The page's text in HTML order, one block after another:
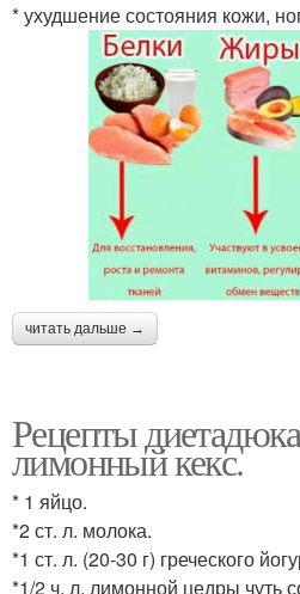
* ухудшение состояния кожи,
читать дальше →
Рецепты
лимонный кекс.
* 1 яйцо.
*2 ст. л. молока.
*1 ст. л. (20-30 г) греческого
*1/2 ч. л. лимонной цедры чуть